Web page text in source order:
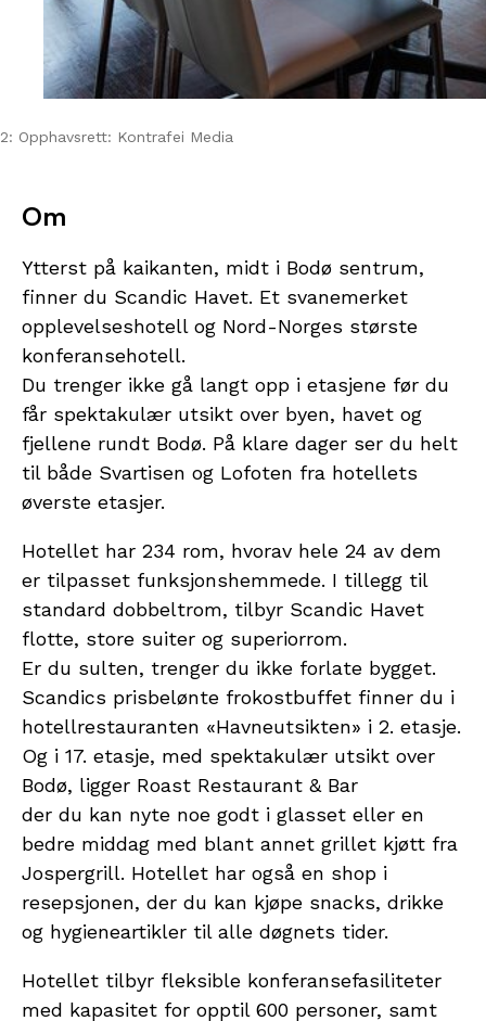
2: Opphavsrett: Kontrafei Media
Om
Ytterst på kaikanten, midt i Bodø sentrum,
finner du Scandic Havet. Et svanemerket
opplevelseshotell og Nord-Norges største
konferansehotell.
Du trenger ikke gå langt opp i etasjene før du
får spektakulær utsikt over byen, havet og
fjellene rundt Bodø. På klare dager ser du helt
til både Svartisen og Lofoten fra hotellets
øverste etasjer.
Hotellet har 234 rom, hvorav hele 24 av dem
er tilpasset funksjonshemmede. I tillegg til
standard dobbeltrom, tilbyr Scandic Havet
flotte, store suiter og superiorrom.
Er du sulten, trenger du ikke forlate bygget.
Scandics prisbelønte frokostbuffet finner du i
hotellrestauranten «Havneutsikten» i 2. etasje.
Og i 17. etasje, med spektakulær utsikt over
Bodø, ligger Roast Restaurant & Bar
der du kan nyte noe godt i glasset eller en
bedre middag med blant annet grillet kjøtt fra
Jospergrill. Hotellet har også en shop i
resepsjonen, der du kan kjøpe snacks, drikke
og hygieneartikler til alle døgnets tider.
Hotellet tilbyr fleksible konferansefasiliteter
med kapasitet for opptil 600 personer, samt